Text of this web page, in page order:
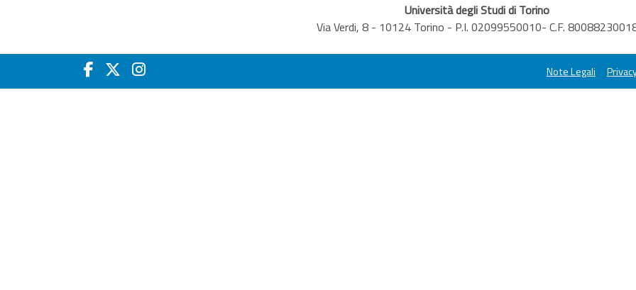
Università degli Studi di Torino
Via Verdi, 8 - 10124 Torino - P.I. 02099550010- C.F.
Note Legali